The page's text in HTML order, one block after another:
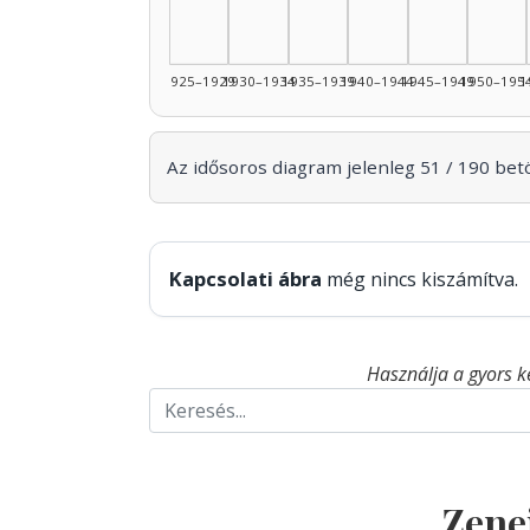
1925–19291930–19341935–19391940–19441945–1949
Az idősoros diagram jelenleg 51 / 190
Kapcsolati ábra még nincs kiszámítva.
Használja a gyors